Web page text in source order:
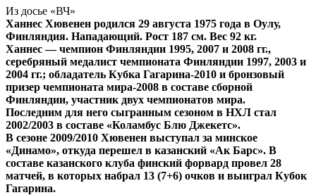
Из досье «ВЧ»
Ханнес Хювенен родился 29 августа 1975 года в Оулу,
Финляндия. Нападающий. Рост 187 см. Вес 92 кг.
Ханнес — чемпион Финляндии 1995, 2007 и 2008 гг.,
серебряный медалист чемпионата Финляндии 1997, 2003 и
2004 гг.; обладатель Кубка Гагарина-2010 и бронзовый
призер чемпионата мира-2008 в составе сборной
Финляндии, участник двух чемпионатов мира.
Последним для него сыгранным сезоном в НХЛ стал
2002/2003 в составе «Коламбус Блю Джекетс».
В сезоне 2009/2010 Хювенен выступал за минское
«Динамо», откуда перешел в казанский «Ак Барс». В
составе казанского клуба финский форвард провел 28
матчей, в которых набрал 13 (7+6) очков и выиграл Кубок
Гагарина.